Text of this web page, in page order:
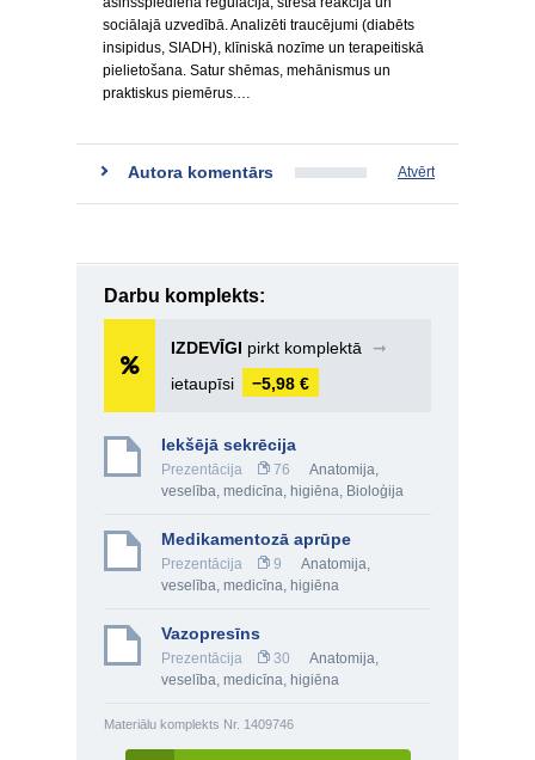
sociālajā uzvedībā. Analizēti traucējumi (diabēts
insipidus, SIADH), klīniskā nozīme un terapeitiskā
pielietošana. Satur shēmas, mehānismus un
praktiskus piemērus.…
Autora komentārs Atvērt
Darbu komplekts:
IZDEVĪGI pirkt komplektā
➞
ietaupīsi
−5,98 €
Iekšējā sekrēcija
Prezentācija 76
Anatomija,
veselība, medicīna, higiēna, Bioloģija
Medikamentozā aprūpe
Prezentācija 9
Anatomija,
veselība, medicīna, higiēna
Vazopresīns
Prezentācija 30
Anatomija,
veselība, medicīna, higiēna
Materiālu komplekts Nr. 1409746